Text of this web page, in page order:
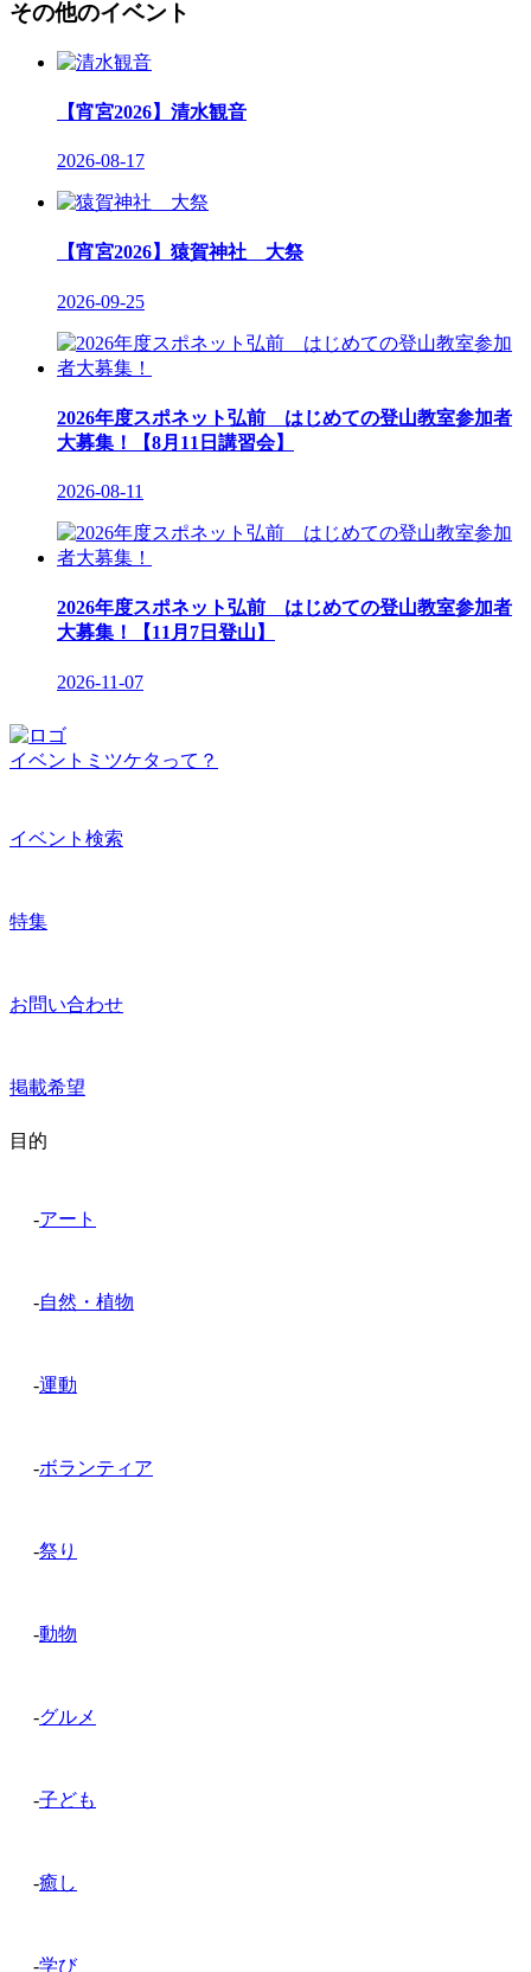
その他のイベント
【宵宮2026】清水観音
2026-08-17
【宵宮2026】猿賀神社 大祭
2026-09-25
2026年度スポネット弘前 はじめての登山教室参加者
大募集！【8月11日講習会】
2026-08-11
2026年度スポネット弘前 はじめての登山教室参加者
大募集！【11月7日登山】
2026-11-07
イベントミツケタって？
イベント検索
特集
お問い合わせ
掲載希望
目的
-アート
-自然・植物
-運動
-ボランティア
-祭り
-動物
-グルメ
-子ども
-癒し
-学び